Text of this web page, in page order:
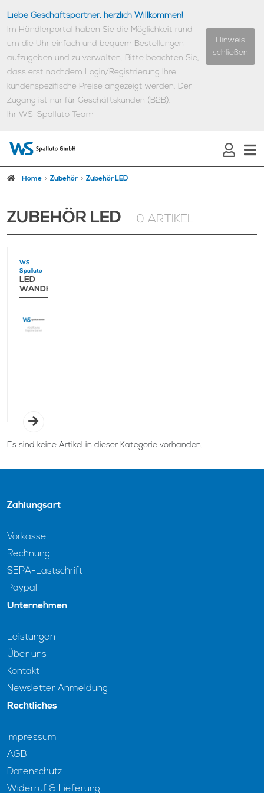
Liebe Geschäftspartner, herzlich Willkommen!
Im Händlerportal haben Sie die Möglichkeit rund
um die Uhr einfach und bequem Bestellungen
aufzugeben und zu verwalten. Bitte beachten Sie,
dass erst nachdem Login/Registrierung Ihre
kundenspezifische Preise angezeigt werden. Der
Zugang ist nur für Geschäftskunden (B2B).
Ihr WS-Spalluto Team
Hinweis
schließen
Home Zubehör Zubehör LED
ZUBEHÖR LED 0 ARTIKEL
WS
Spalluto
LED
WANDHALTERUNG
Es sind keine Artikel in dieser Kategorie vorhanden.
Zahlungsart
Vorkasse
Rechnung
SEPA-Lastschrift
Paypal
Unternehmen
Leistungen
Über uns
Kontakt
Newsletter Anmeldung
Rechtliches
Impressum
AGB
Datenschutz
Widerruf & Lieferung